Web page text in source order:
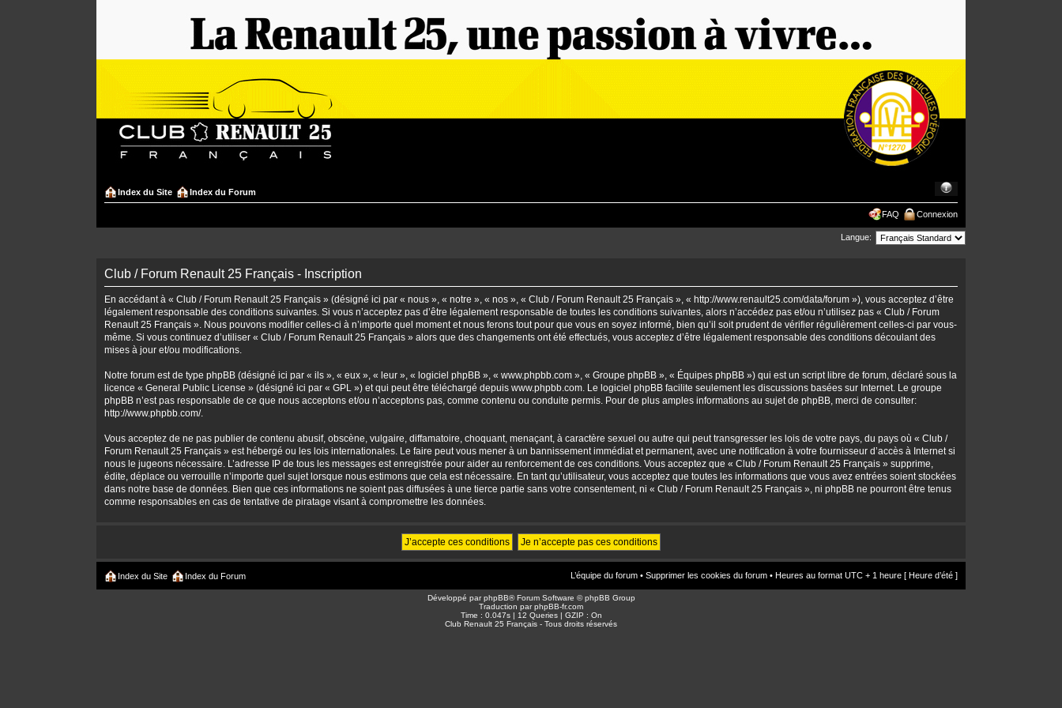
Index du Site Index du Forum
FAQ Connexion
Langue:
Club / Forum Renault 25 Français - Inscription
En accédant à « Club / Forum Renault 25 Français » (désigné ici par « nous », « notre », « nos », « Club / Forum Renault 25 Français », « http://www.renault25.com/data/forum »), vous acceptez d’être
légalement responsable des conditions suivantes. Si vous n’acceptez pas d’être légalement responsable de toutes les conditions suivantes, alors n’accédez pas et/ou n’utilisez pas « Club / Forum
Renault 25 Français ». Nous pouvons modifier celles-ci à n’importe quel moment et nous ferons tout pour que vous en soyez informé, bien qu’il soit prudent de vérifier régulièrement celles-ci par vous-
même. Si vous continuez d’utiliser « Club / Forum Renault 25 Français » alors que des changements ont été effectués, vous acceptez d’être légalement responsable des conditions découlant des
mises à jour et/ou modifications.
Notre forum est de type phpBB (désigné ici par « ils », « eux », « leur », « logiciel phpBB », « www.phpbb.com », « Groupe phpBB », « Équipes phpBB ») qui est un script libre de forum, déclaré sous la
licence « General Public License » (désigné ici par « GPL ») et qui peut être téléchargé depuis www.phpbb.com . Le logiciel phpBB facilite seulement les discussions basées sur Internet. Le groupe
phpBB n’est pas responsable de ce que nous acceptons et/ou n’acceptons pas, comme contenu ou conduite permis. Pour de plus amples informations au sujet de phpBB, merci de consulter:
http://www.phpbb.com/.
Vous acceptez de ne pas publier de contenu abusif, obscène, vulgaire, diffamatoire, choquant, menaçant, à caractère sexuel ou autre qui peut transgresser les lois de votre pays, du pays où « Club /
Forum Renault 25 Français » est hébergé ou les lois internationales. Le faire peut vous mener à un bannissement immédiat et permanent, avec une notification à votre fournisseur d’accès à Internet si
nous le jugeons nécessaire. L’adresse IP de tous les messages est enregistrée pour aider au renforcement de ces conditions. Vous acceptez que « Club / Forum Renault 25 Français » supprime,
édite, déplace ou verrouille n’importe quel sujet lorsque nous estimons que cela est nécessaire. En tant qu’utilisateur, vous acceptez que toutes les informations que vous avez entrées soient stockées
dans notre base de données. Bien que ces informations ne soient pas diffusées à une tierce partie sans votre consentement, ni « Club / Forum Renault 25 Français », ni phpBB ne pourront être tenus
comme responsables en cas de tentative de piratage visant à compromettre les données.
Index du Site Index du Forum L’équipe du forum • Supprimer les cookies du forum • Heures au format UTC + 1 heure [ Heure d’été ]
Développé parphpBB® Forum Software © phpBB Group
Traduction parphpBB-fr.com
Time : 0.047s | 12 Queries | GZIP : On
Club Renault 25 Français - Tous droits réservés